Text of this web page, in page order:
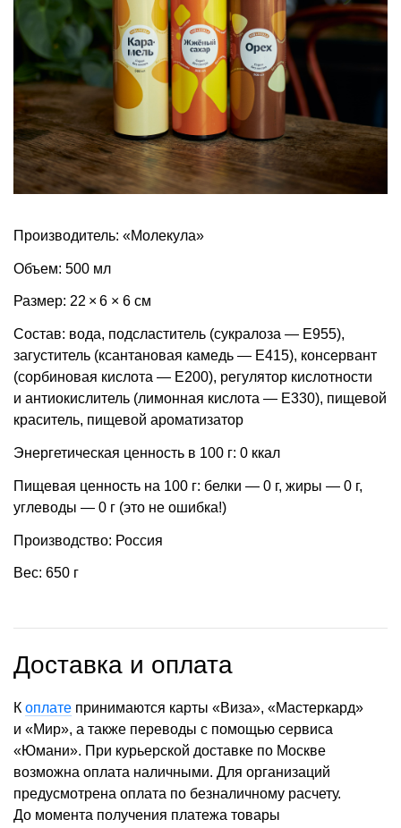
Производитель: «Молекула»
Объем: 500 мл
Размер: 22 × 6 × 6 см
Состав: вода, подсластитель (сукралоза — Е955),
загуститель (ксантановая камедь — Е415), консервант
(сорбиновая кислота — Е200), регулятор кислотности
и антиокислитель (лимонная кислота — Е330), пищевой
краситель, пищевой ароматизатор
Энергетическая ценность в 100 г: 0 ккал
Пищевая ценность на 100 г: белки — 0 г, жиры — 0 г,
углеводы — 0 г (это не ошибка!)
Производство: Россия
Вес: 650 г
Доставка и оплата
К оплате принимаются карты «Виза», «Мастеркард»
и «Мир», а также переводы с помощью сервиса
«Юмани». При курьерской доставке по Москве
возможна оплата наличными. Для организаций
предусмотрена оплата по безналичному расчету.
До момента получения платежа товары